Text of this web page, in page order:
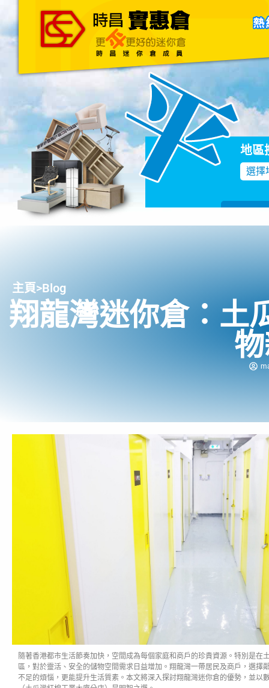
主頁 關於我們 聯絡我們
地區
選擇
主頁>Blog
翔龍灣迷你倉：土
隨著香港都市生活節奏加快，空間成為每個家庭和商戶的珍貴資源。特別是在
區，對於靈活、安全的儲物空間需求日益增加。翔龍灣一帶居民及商戶，選擇
不足的煩惱，更能提升生活質素。本文將深入探討翔龍灣迷你倉的優勢，並以